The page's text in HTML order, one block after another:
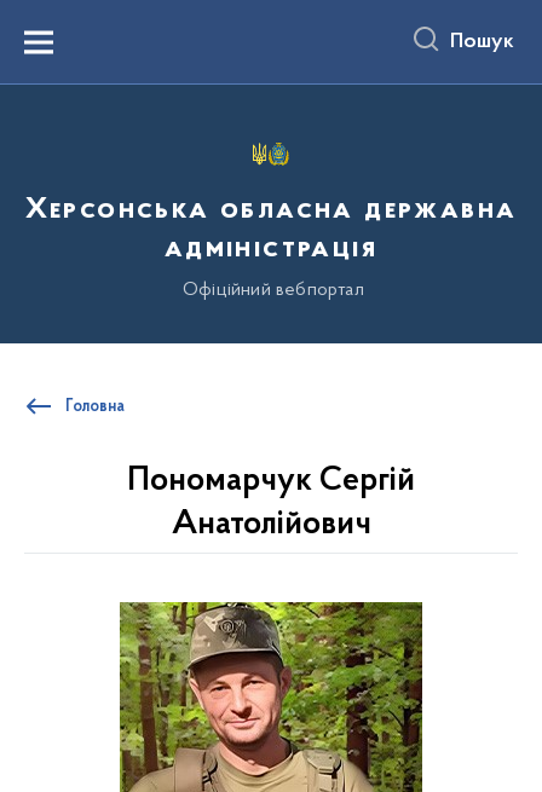
вмістуMenu Пошук
Херсонська обласна державна
адміністрація
Офіційний вебпортал
Головна
Пономарчук Сергій
Анатолійович